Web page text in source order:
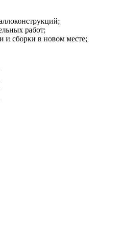
работ;
и сборки в новом месте;